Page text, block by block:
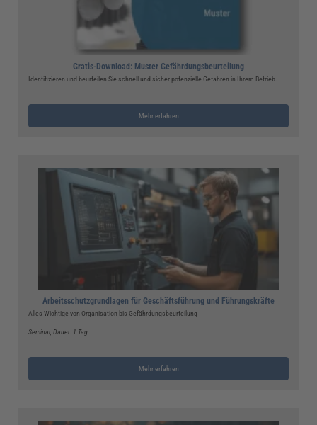
Gratis-Download: Muster Gefährdungsbeurteilung
Identifizieren und beurteilen Sie schnell und sicher potenzielle Gefahren in Ihrem Betrieb.
Mehr erfahren
Arbeitsschutzgrundlagen für Geschäftsführung und Führungskräfte
Alles Wichtige von Organisation bis Gefährdungsbeurteilung
Seminar, Dauer: 1 Tag
Mehr erfahren